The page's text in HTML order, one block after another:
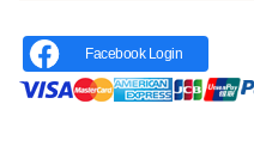
Facebook Login